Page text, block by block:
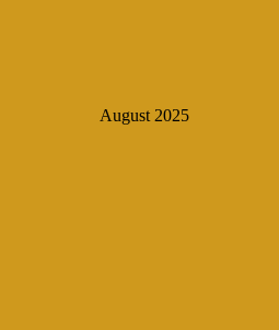
August 2025